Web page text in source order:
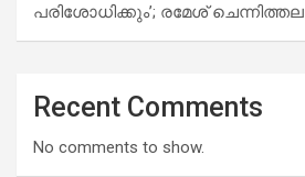
പരിശോധിക്കും’; രമേശ് ചെന്നിത്തല
Recent Comments
No comments to show.